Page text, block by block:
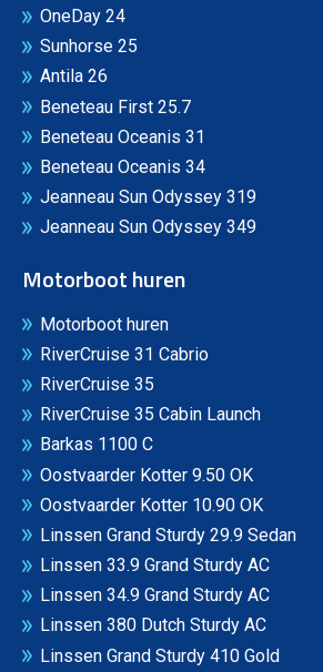
OneDay 24
Sunhorse 25
Antila 26
Beneteau First 25.7
Beneteau Oceanis 31
Beneteau Oceanis 34
Jeanneau Sun Odyssey 319
Jeanneau Sun Odyssey 349
Motorboot huren
Motorboot huren
RiverCruise 31 Cabrio
RiverCruise 35
RiverCruise 35 Cabin Launch
Barkas 1100 C
Oostvaarder Kotter 9.50 OK
Oostvaarder Kotter 10.90 OK
Linssen Grand Sturdy 29.9 Sedan
Linssen 33.9 Grand Sturdy AC
Linssen 34.9 Grand Sturdy AC
Linssen 380 Dutch Sturdy AC
Linssen Grand Sturdy 410 Gold